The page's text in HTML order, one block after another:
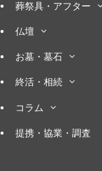
葬祭具・アフター
仏壇
お墓・墓石
終活・相続
コラム
提携・協業・調査